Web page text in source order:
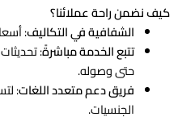
كيف نضمن راحة عملائنا؟
الشفافية في التكاليف:
تتبع الخدمة مباشرةً:
حتى وصوله.
فريق دعم متعدد اللغات:
الجنسيات.